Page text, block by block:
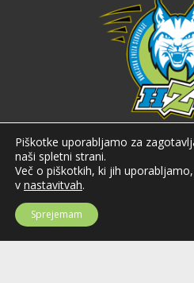
Hokejska
Hokejska zveza Slovenije (HZS) je
hokeja v Sloveniji. Organizira
mednarodnih hokejskih ligah in
SI-1000
Piškotke uporabljamo za
naši spletni strani.
Več o piškotkih, ki jih
v nastavitvah.
Sprejemam